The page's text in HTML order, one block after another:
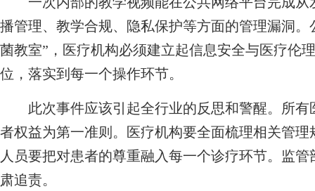
播管理、教学合规、隐私保护等方面的管理漏洞
菌教室”，医疗机构必须建立起信息安全与医疗伦
位，落实到每一个操作环节。
此次事件应该引起全行业的反思和警醒。所有
者权益为第一准则。医疗机构要全面梳理相关管
人员要把对患者的尊重融入每一个诊疗环节。监
肃追责。